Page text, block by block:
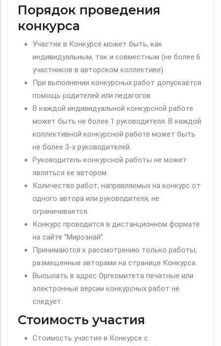
Порядок проведения
конкурса
Участие в Конкурсе может быть, как
индивидуальным, так и совместным (не более 6
участников в авторском коллективе).
При выполнении конкурсных работ допускается
помощь родителей или педагогов.
В каждой индивидуальной конкурсной работе
может быть не более 1 руководителя. В каждой
коллективной конкурсной работе может быть
не более 3-х руководителей.
Руководитель конкурсной работы не может
являться ее автором.
Количество работ, направляемых на конкурс от
одного автора или руководителя, не
ограничивается.
Конкурс проводится в дистанционном формате
на сайте “Мирознай”.
Принимаются к рассмотрению только работы,
размещенные авторами на странице Конкурса.
Высылать в адрес Оргкомитета печатные или
электронные версии конкурсных работ не
следует.
Стоимость участия
Стоимость участия в Конкурсе с